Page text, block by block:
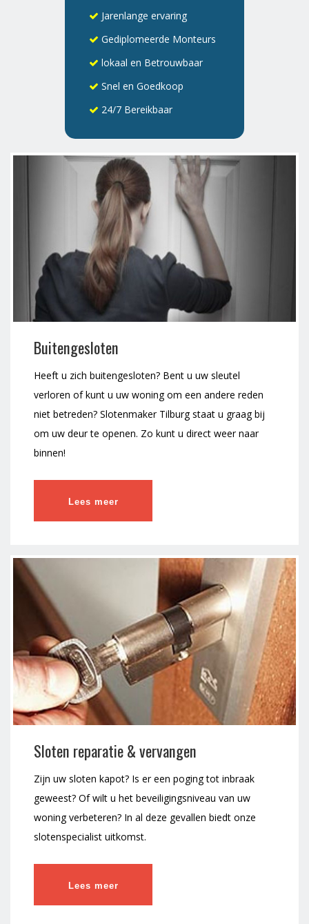
Jarenlange ervaring
Gediplomeerde Monteurs
lokaal en Betrouwbaar
Snel en Goedkoop
24/7 Bereikbaar
Buitengesloten
Heeft u zich buitengesloten? Bent u uw sleutel
verloren of kunt u uw woning om een andere reden
niet betreden? Slotenmaker Tilburg staat u graag bij
om uw deur te openen. Zo kunt u direct weer naar
binnen!
Lees meer
Sloten reparatie & vervangen
Zijn uw sloten kapot? Is er een poging tot inbraak
geweest? Of wilt u het beveiligingsniveau van uw
woning verbeteren? In al deze gevallen biedt onze
slotenspecialist uitkomst.
Lees meer